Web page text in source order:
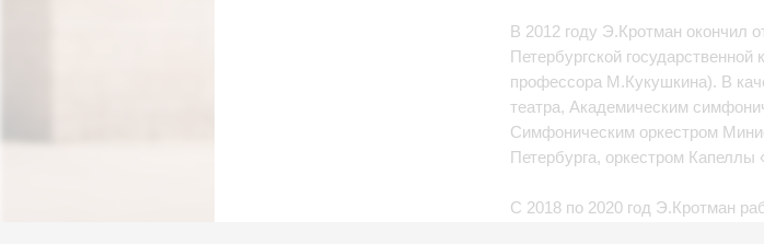
В 2012 году Э.Кротман окончил
Петербургской
профессора М.Кукушкина). В
театра, Академическим
Симфоническим оркестром
Петербурга, оркестром Капеллы
С 2018 по 2020 год Э.Кротман